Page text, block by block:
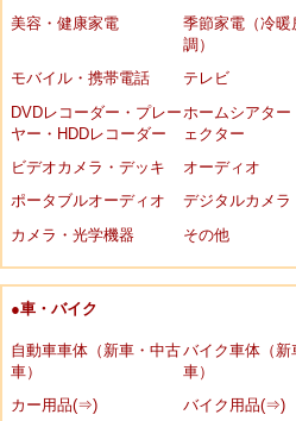
美容・健康家電
季節家電（冷暖
調）
モバイル・携帯電話
テレビ
DVDレコーダー・プレー
ヤー・HDDレコーダー
ホームシアター
ェクター
ビデオカメラ・デッキ
オーディオ
ポータブルオーディオ
デジタルカメラ
カメラ・光学機器
その他
●車・バイク
自動車車体（新車・中古
車）
バイク車体（新
車）
カー用品(⇒)
バイク用品(⇒)